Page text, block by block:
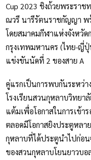
Cup 2023 ชิงถ้วยพระราช
ณวรี นารีรัตนราชกัญญา พ
โดยสมาคมกีฬาแห่งจังหวั
กรุงเทพมหานคร (ไทย-ญี่
แข่งขันนัดที่ 2 ของสาย A
คู่แรกเป็นการพบกันระหว่า
โรงเรียนสวนกุหลาบวิทยา
แต้มเพื่อโอกาสในการเข้า
ตลอดมีโอกาสยิงประตูหลา
กุหลาบที่ได้ประตูนำไปก่อน
ของสวนกุหลาบโยนยาวบ